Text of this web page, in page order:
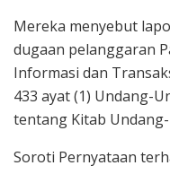
Mereka menyebut
dugaan pelanggaran
Informasi dan
433 ayat (1) Undang-
tentang Kitab
Soroti Pernyataan